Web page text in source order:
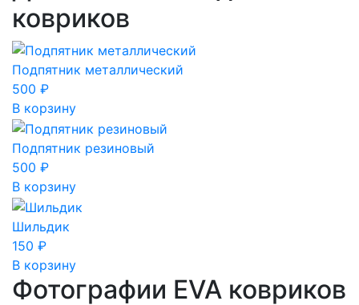
ковриков
Подпятник металлический
500 ₽
В корзину
Подпятник резиновый
500 ₽
В корзину
Шильдик
150 ₽
В корзину
Фотографии EVA ковриков